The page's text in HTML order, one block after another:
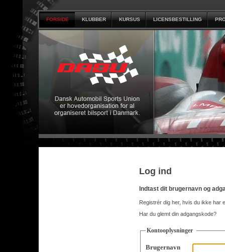
FORSIDE KLUBBER KURSUS LICENSBESTILLING
Log ind
Indtast dit brugernavn og
Registrér dig her, hvis du ikke har
Har du glemt din adgangskode?
Kontooplysninger
Brugernavn